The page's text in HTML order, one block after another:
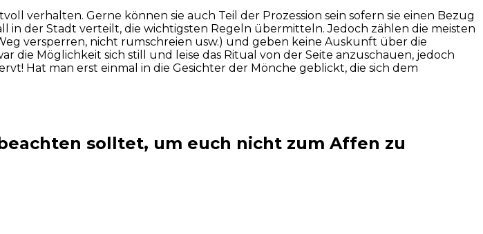
verhalten. Gerne können sie auch Teil der Prozession sein sofern sie einen Bezug
in der Stadt verteilt, die wichtigsten Regeln übermitteln. Jedoch zählen die meisten
versperren, nicht rumschreien usw.) und geben keine Auskunft über die
Möglichkeit sich still und leise das Ritual von der Seite anzuschauen, jedoch
Hat man erst einmal in die Gesichter der Mönche geblickt, die sich dem
solltet, um euch nicht zum Affen zu